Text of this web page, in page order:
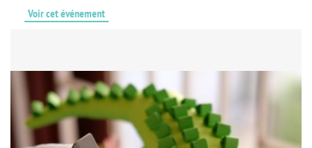
Voir cet événement